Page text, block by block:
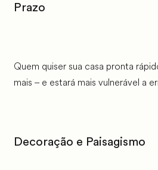
Prazo
Quem quiser sua casa pronta
mais – e estará mais vulnerável a
Decoração e Paisagismo